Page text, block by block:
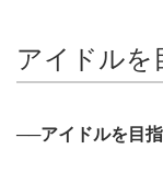
アイドルを
──アイドルを目